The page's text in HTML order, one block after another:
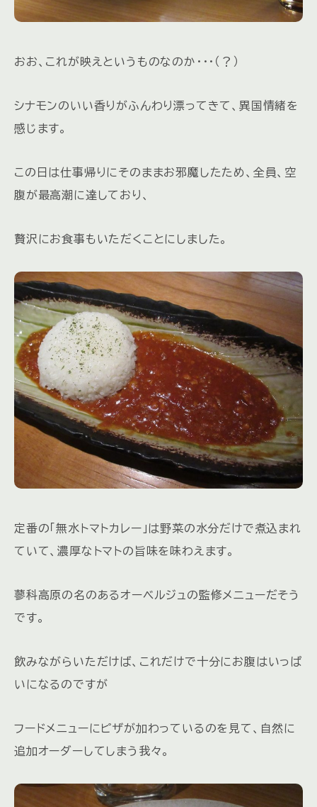
おお、これが映えというものなのか・・・（？）
シナモンのいい香りがふんわり漂ってきて、異国情緒を
感じます。
この日は仕事帰りにそのままお邪魔したため、全員、空
腹が最高潮に達しており、
贅沢にお食事もいただくことにしました。
定番の「無水トマトカレー」は野菜の水分だけで煮込まれ
ていて、濃厚なトマトの旨味を味わえます。
蓼科高原の名のあるオーベルジュの監修メニューだそう
です。
飲みながらいただけば、これだけで十分にお腹はいっぱ
いになるのですが
フードメニューにピザが加わっているのを見て、自然に
追加オーダーしてしまう我々。